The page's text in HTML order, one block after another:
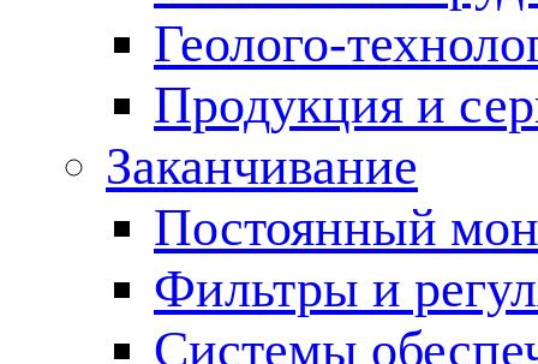
Геолого-
Продукция и
Заканчивание
Постоянный
Фильтры и
Cистемы